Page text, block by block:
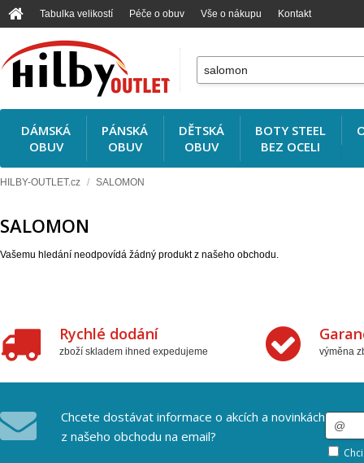
Tabulka velikostí Péče o obuv Vše o nákupu Kontakt
DÁMSKÁ
OBUV
PÁNSKÁ
OBUV
DĚTSKÁ
OBUV
BOTY STEEL
BEZ OCELI
HILBY-OUTLET.cz / SALOMON
SALOMON
Vašemu hledání neodpovídá žádný produkt z našeho obchodu.
Rychlé dodání
zboží skladem ihned expedujeme výměna
Chcete dostávat informace o akcích a novinkách
z našeho obchodu na email?